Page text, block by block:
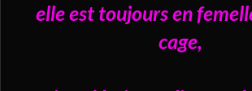
elle est toujours en
cage,